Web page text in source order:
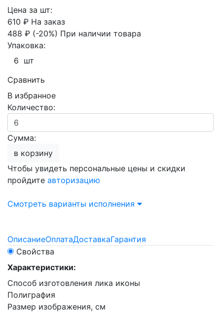
Цена за шт:
610 ₽ На заказ
488 ₽ (-20%) При наличии товара
Упаковка:
6 шт
Сравнить
В избранное
Количество:
Сумма:
в корзину
Чтобы увидеть персональные цены и скидки
пройдите авторизацию
Смотреть варианты исполнения
ОписаниеОплатаДоставкаГарантия
Свойства
Характеристики:
Способ изготовления лика иконы
Полиграфия
Размер изображения, см